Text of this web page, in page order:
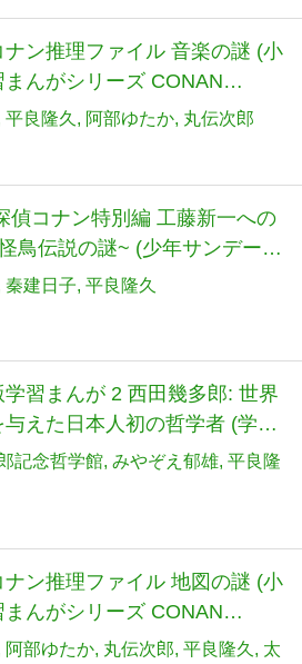
ナン推理ファイル 音楽の謎 (小
んがシリーズ CONAN
SERI)
平良隆久 阿部ゆたか 丸伝次郎
偵コナン特別編 工藤新一への
鳥伝説の謎~ (少年サンデーコ
スペシャル)
秦建日子 平良隆久
習まんが 2 西田幾多郎: 世界
与えた日本人初の哲学者 (学習
学館版)
記念哲学館 みやぞえ郁雄 平良隆
ナン推理ファイル 地図の謎 (小
んがシリーズ CONAN
SERI)
阿部ゆたか 丸伝次郎 平良隆久
太